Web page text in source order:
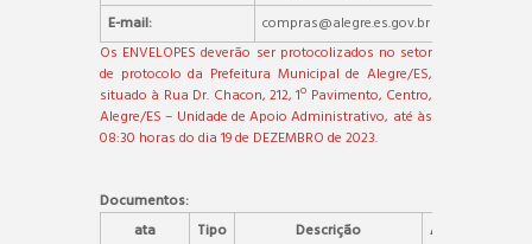
E-mail:
compras@alegre.es.gov.br
Os ENVELOPES deverão ser protocolizados no setor
de protocolo da Prefeitura Municipal de Alegre/ES,
situado à Rua Dr. Chacon, 212, 1º Pavimento, Centro,
Alegre/ES – Unidade de Apoio Administrativo, até às
08:30 horas do dia 19 de DEZEMBRO de 2023.
Documentos:
ata
Tipo Descrição
Arquivo